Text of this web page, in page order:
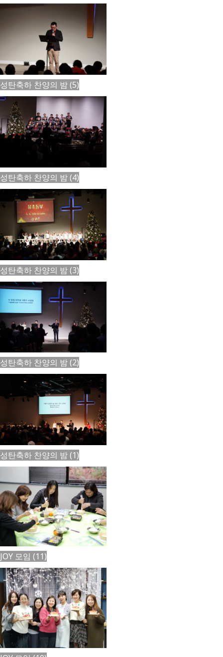
성탄축하 찬양의 밤 (5)
성탄축하 찬양의 밤 (4)
성탄축하 찬양의 밤 (3)
성탄축하 찬양의 밤 (2)
성탄축하 찬양의 밤 (1)
JOY 모임 (11)